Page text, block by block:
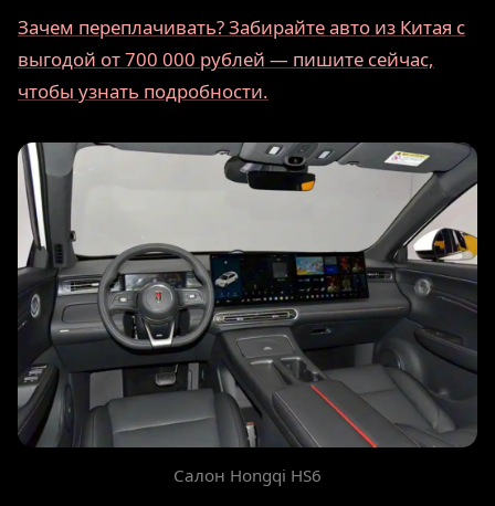
Зачем переплачивать? Забирайте авто из Китая с
выгодой от 700 000 рублей — пишите сейчас,
чтобы узнать подробности.
Салон Hongqi HS6